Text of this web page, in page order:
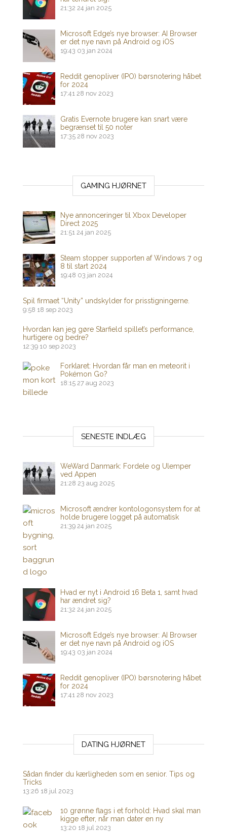
21:32 24 jan 2025
Microsoft Edge’s nye browser: AI Browser
er det nye navn på Android og iOS
19:43 03 jan 2024
Reddit genopliver (IPO) børsnotering håbet
for 2024
17:41 28 nov 2023
Gratis Evernote brugere kan snart være
begrænset til 50 noter
17:35 28 nov 2023
GAMING HJØRNET
Nye annonceringer til Xbox Developer
Direct 2025
21:51 24 jan 2025
Steam stopper supporten af ​​Windows 7 og
8 til start 2024
19:48 03 jan 2024
Spil firmaet “Unity” undskylder for prisstigningerne.
9:58 18 sep 2023
Hvordan kan jeg gøre Starfield spillet’s performance,
hurtigere og bedre?
12:39 10 sep 2023
Forklaret: Hvordan får man en meteorit i
Pokémon Go?
18:15 27 aug 2023
SENESTE INDLÆG
WeWard Danmark: Fordele og Ulemper
ved Appen
21:28 23 aug 2025
Microsoft ændrer kontologonsystem for at
holde brugere logget på automatisk
21:39 24 jan 2025
Hvad er nyt i Android 16 Beta 1, samt hvad
har ændret sig?
21:32 24 jan 2025
Microsoft Edge’s nye browser: AI Browser
er det nye navn på Android og iOS
19:43 03 jan 2024
Reddit genopliver (IPO) børsnotering håbet
for 2024
17:41 28 nov 2023
DATING HJØRNET
Sådan finder du kærligheden som en senior. Tips og
Tricks
13:26 18 jul 2023
10 grønne flags i et forhold: Hvad skal man
kigge efter, når man dater en ny
13:20 18 jul 2023